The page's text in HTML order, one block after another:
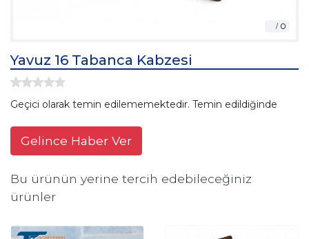
Yavuz 16 Tabanca Kabzesi
Geçici olarak temin edilememektedir. Temin edildiğinde
Gelince Haber Ver
Bu ürünün yerine tercih edebileceğiniz
ürünler